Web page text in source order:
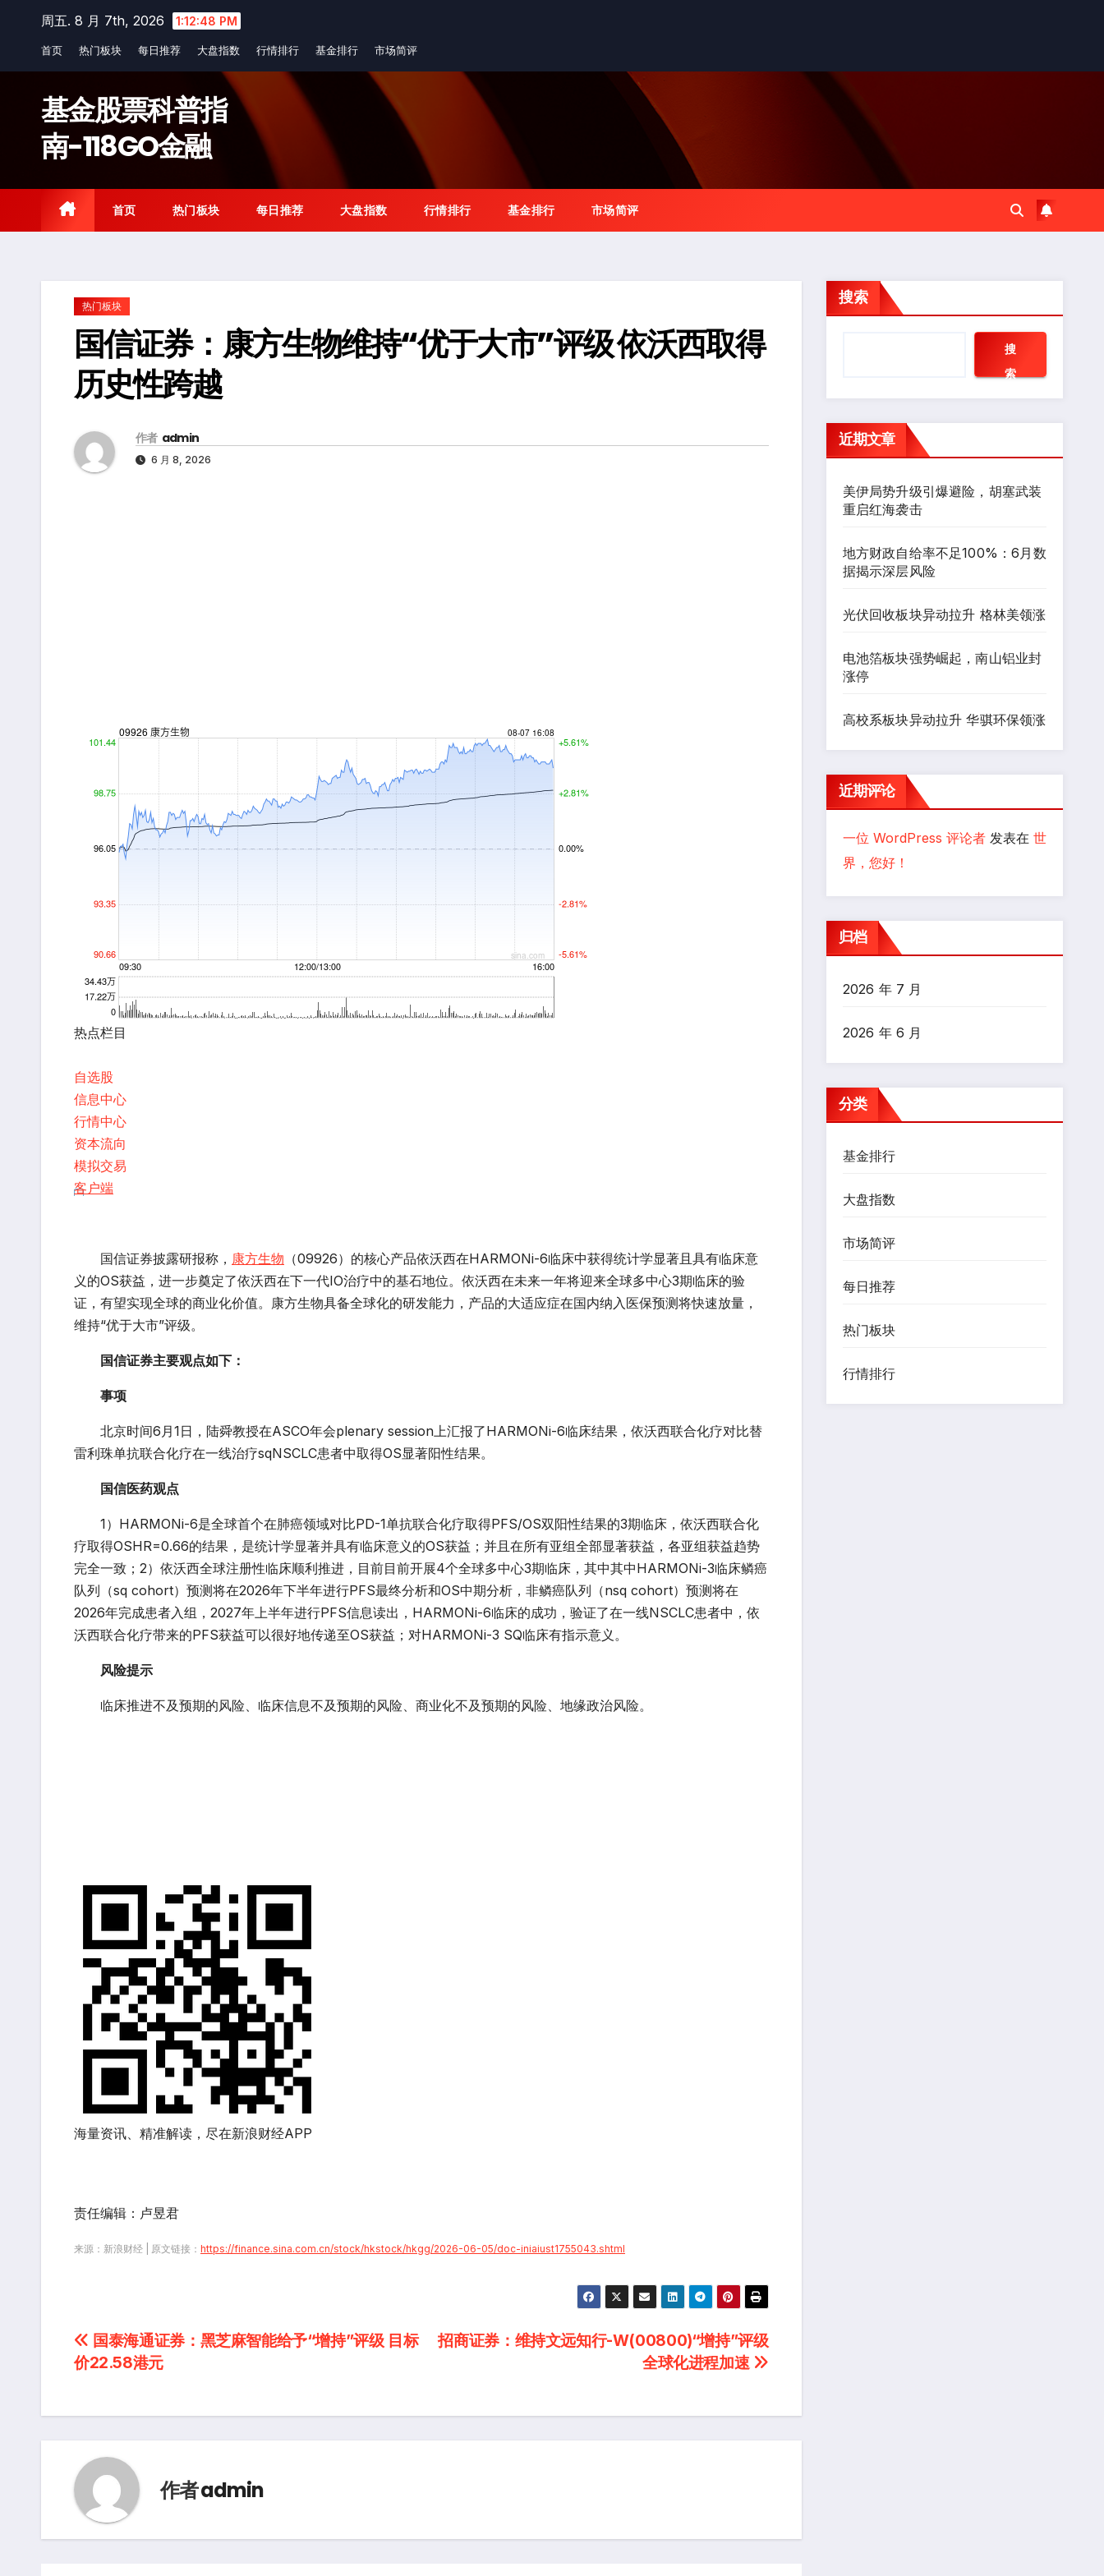
content
周五. 8 月 7th, 2026 1:12:49 PM
首页 热门板块 每日推荐 大盘指数 行情排行 基金排行 市场简评
基金股票科普指
南-118GO金融
首页 热门板块 每日推荐 大盘指数 行情排行 基金排行 市场简评
热门板块
国信证券：康方生物维持“优于大市”评级 依沃西取得
历史性跨越
作者 admin
6 月 8, 2026
热点栏目
自选股
信息中心
行情中心
资本流向
模拟交易
客户端
国信证券披露研报称， 康方生物 （09926）的核心产品依沃西在HARMONi-6临床中获得统计学显著且具有临床意
义的OS获益，进一步奠定了依沃西在下一代IO治疗中的基石地位。依沃西在未来一年将迎来全球多中心3期临床的验
证，有望实现全球的商业化价值。康方生物具备全球化的研发能力，产品的大适应症在国内纳入医保预测将快速放量，
维持“优于大市”评级。
国信证券主要观点如下：
事项
北京时间6月1日，陆舜教授在ASCO年会plenary session上汇报了HARMONi-6临床结果，依沃西联合化疗对比替
雷利珠单抗联合化疗在一线治疗sqNSCLC患者中取得OS显著阳性结果。
国信医药观点
1）HARMONi-6是全球首个在肺癌领域对比PD-1单抗联合化疗取得PFS/OS双阳性结果的3期临床，依沃西联合化
疗取得OSHR=0.66的结果，是统计学显著并具有临床意义的OS获益；并且在所有亚组全部显著获益，各亚组获益趋势
完全一致；2）依沃西全球注册性临床顺利推进，目前目前开展4个全球多中心3期临床，其中其中HARMONi-3临床鳞癌
队列（sq cohort）预测将在2026年下半年进行PFS最终分析和OS中期分析，非鳞癌队列（nsq cohort）预测将在
2026年完成患者入组，2027年上半年进行PFS信息读出，HARMONi-6临床的成功，验证了在一线NSCLC患者中，依
沃西联合化疗带来的PFS获益可以很好地传递至OS获益；对HARMONi-3 SQ临床有指示意义。
风险提示
临床推进不及预期的风险、临床信息不及预期的风险、商业化不及预期的风险、地缘政治风险。
海量资讯、精准解读，尽在新浪财经APP
责任编辑：卢昱君
来源：新浪财经 | 原文链接： https://finance.sina.com.cn/stock/hkstock/hkgg/2026-06-05/doc-iniaiust1755043.shtml
文
章
导
航
招商证券：维持文远知行-W(00800)“增持”评级
全球化进程加速
国泰海通证券：黑芝麻智能给予“增持”评级 目标
价22.58港元
作者admin
搜索
搜
索
近期文章
美伊局势升级引爆避险，胡塞武装
重启红海袭击
地方财政自给率不足100%：6月数
据揭示深层风险
光伏回收板块异动拉升 格林美领涨
电池箔板块强势崛起，南山铝业封
涨停
高校系板块异动拉升 华骐环保领涨
近期评论
一位 WordPress 评论者发表在 世
界，您好！
归档
2026 年 7 月
2026 年 6 月
分类
基金排行
大盘指数
市场简评
每日推荐
热门板块
行情排行